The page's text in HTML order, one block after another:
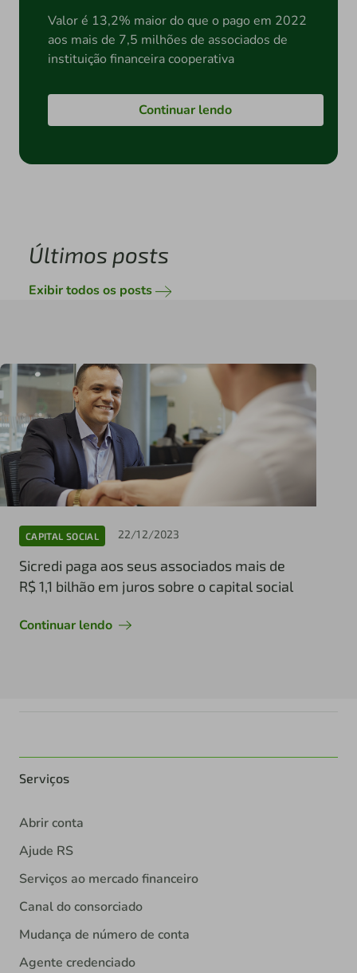
Valor é 13,2% maior do que o pago em 2022
aos mais de 7,5 milhões de associados de
instituição financeira cooperativa
Continuar lendo
Últimos posts
Exibir todos os posts
CAPITAL SOCIAL 22/12/2023
Sicredi paga aos seus associados mais de
R$ 1,1 bilhão em juros sobre o capital social
Continuar lendo
Serviços
Abrir conta
Ajude RS
Serviços ao mercado financeiro
Canal do consorciado
Mudança de número de conta
Agente credenciado